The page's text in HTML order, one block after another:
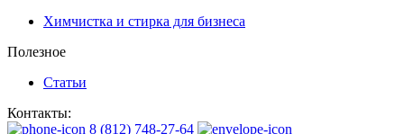
Химчистка и стирка для бизнеса
Полезное
Статьи
Контакты:
8 (812) 748-27-64